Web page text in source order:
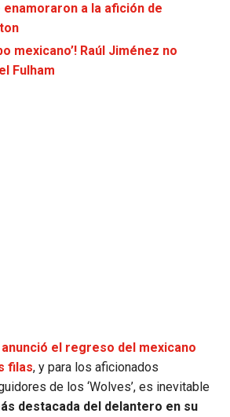
enamoraron a la afición de
mexicano’! Raúl Jiménez no
Fulham
el regreso del mexicano
filas, y para los aficionados
de los ‘Wolves’, es inevitable
destacada del delantero en su